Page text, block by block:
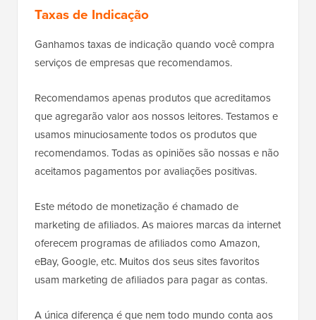
Taxas de Indicação
Ganhamos taxas de indicação quando você compra
serviços de empresas que recomendamos.
Recomendamos apenas produtos que acreditamos
que agregarão valor aos nossos leitores. Testamos e
usamos minuciosamente todos os produtos que
recomendamos. Todas as opiniões são nossas e não
aceitamos pagamentos por avaliações positivas.
Este método de monetização é chamado de
marketing de afiliados. As maiores marcas da internet
oferecem programas de afiliados como Amazon,
eBay, Google, etc. Muitos dos seus sites favoritos
usam marketing de afiliados para pagar as contas.
A única diferença é que nem todo mundo conta aos